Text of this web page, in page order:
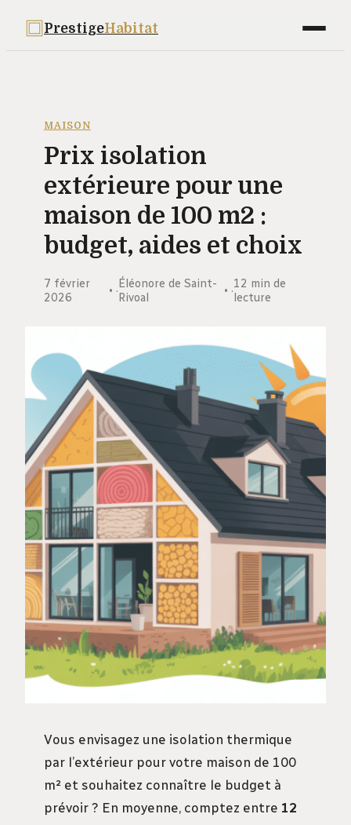
PrestigeHabitat
Déco
Bricolage
Jardinage
Immobilier
MAISON
Prix isolation
extérieure pour une
maison de 100 m2 :
budget, aides et choix
7 février
2026
·Éléonore de Saint-
Rivoal
·12 min de
lecture
Vous envisagez une isolation thermique
par l’extérieur pour votre maison de 100
m² et souhaitez connaître le budget à
prévoir ? En moyenne, comptez entre 12